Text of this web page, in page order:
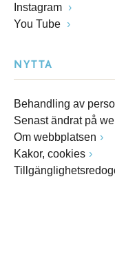
Instagram
You Tube
NYTTA
Behandling av
Senast ändrat på
Om webbplatsen
Kakor, cookies